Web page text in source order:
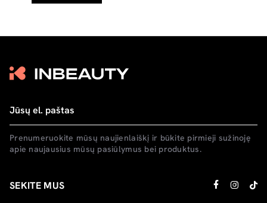
Prenumeruokite mūsų naujienlaiškį ir būkite pirmieji sužinoję
apie naujausius mūsų pasiūlymus bei produktus.
SEKITE MUS